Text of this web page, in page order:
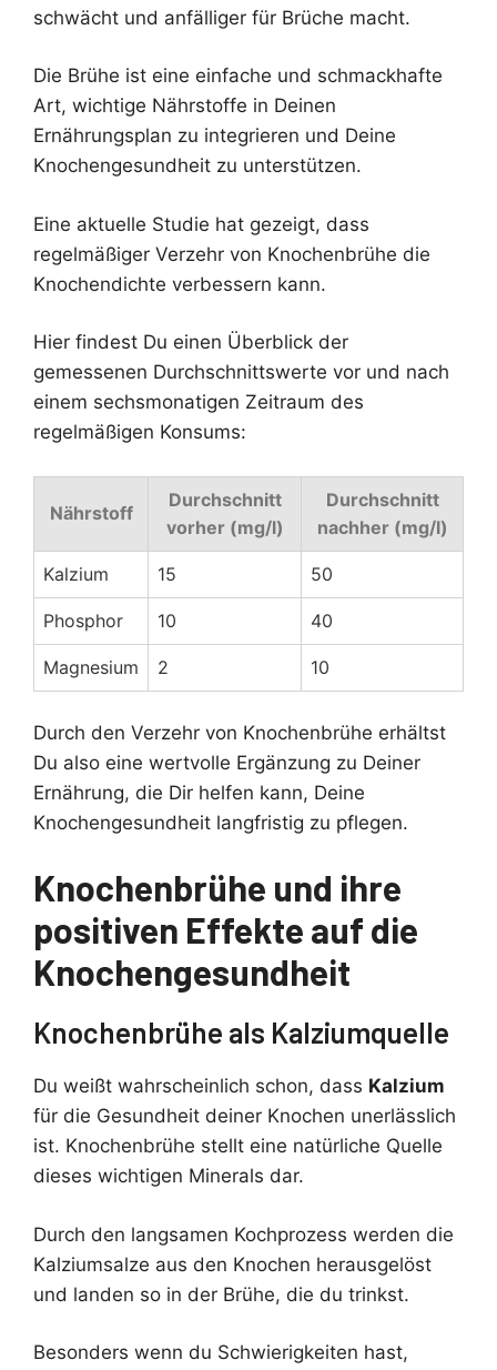
schwächt und anfälliger für Brüche macht.
Die Brühe ist eine einfache und schmackhafte
Art, wichtige Nährstoffe in Deinen
Ernährungsplan zu integrieren und Deine
Knochengesundheit zu unterstützen.
Eine aktuelle Studie hat gezeigt, dass
regelmäßiger Verzehr von Knochenbrühe die
Knochendichte verbessern kann.
Hier findest Du einen Überblick der
gemessenen Durchschnittswerte vor und nach
einem sechsmonatigen Zeitraum des
regelmäßigen Konsums:
Nährstoff
Durchschnitt
vorher (mg/l)
Durchschnitt
nachher (mg/l)
Kalzium 15 50
Phosphor 10 40
Magnesium 2 10
Durch den Verzehr von Knochenbrühe erhältst
Du also eine wertvolle Ergänzung zu Deiner
Ernährung, die Dir helfen kann, Deine
Knochengesundheit langfristig zu pflegen.
Knochenbrühe und ihre
positiven Effekte auf die
Knochengesundheit
Knochenbrühe als Kalziumquelle
Du weißt wahrscheinlich schon, dass Kalzium
für die Gesundheit deiner Knochen unerlässlich
ist. Knochenbrühe stellt eine natürliche Quelle
dieses wichtigen Minerals dar.
Durch den langsamen Kochprozess werden die
Kalziumsalze aus den Knochen herausgelöst
und landen so in der Brühe, die du trinkst.
Besonders wenn du Schwierigkeiten hast,